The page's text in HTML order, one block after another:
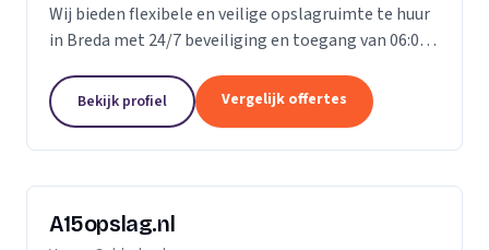
Wij bieden flexibele en veilige opslagruimte te huur
in Breda met 24/7 beveiliging en toegang van 06:00
Bekijk profiel Vergelijk offertes
A15opslag.nl